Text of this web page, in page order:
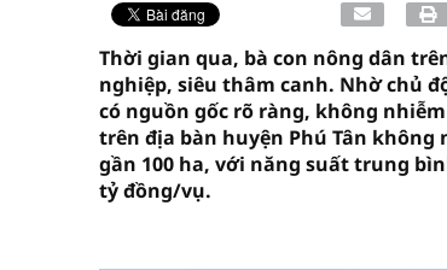
Thời gian qua, bà con nông dân
nghiệp, siêu thâm canh. Nhờ chủ
có nguồn gốc rõ ràng, không
trên địa bàn huyện Phú Tân không
gần 100 ha, với năng suất trung
tỷ đồng/vụ.